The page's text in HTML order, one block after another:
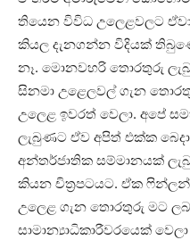
තියෙන විවිධ උලෙළවලට
කියල දැනගන්න විදියක්
නෑ. මොනවහරි තොරතුරු
සිනමා උළෙලවල් ගැන
උලෙළ ඉවරත් වෙලා. අපේ
ලැබුණට ඒව අපිත් එක්ක
අන්තර්ජාතික සම්මානයක්
කියන චිත්‍රපටයට. ඒක
උලෙළ ගැන තොරතුරු මට
සාමාන්‍යාධිකාරීවරයෙක්